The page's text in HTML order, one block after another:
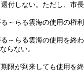
付しない。 ただし、市
～らる雲海の使用の権
～らる雲海の使用を終
らない。
限が到来しても使用を